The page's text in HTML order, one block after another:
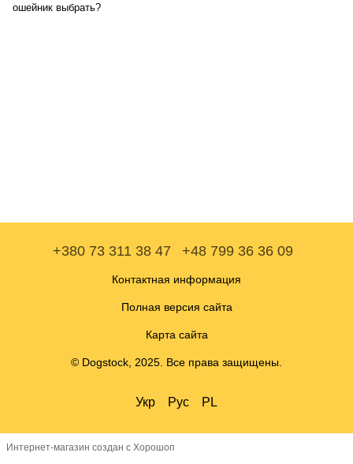
ошейник выбрать?
+380 73 311 38 47 +48 799 36 36 09
Контактная информация
Полная версия сайта
Карта сайта
© Dogstock, 2025. Все права защищены.
Укр Рус PL
Интернет-магазин создан с Хорошоп